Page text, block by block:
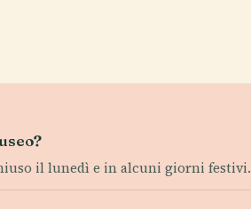
il lunedì e in alcuni giorni festivi.